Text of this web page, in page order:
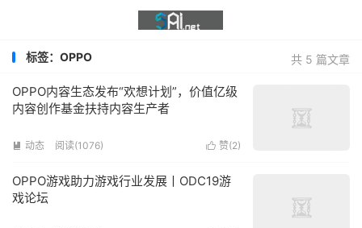
共 5 篇文章
标签：OPPO
OPPO内容生态发布“欢想计划”，价值亿级
内容创作基金扶持内容生产者
 赞(2)
 动态 阅读(1076)
OPPO游戏助力游戏行业发展丨ODC19游
戏论坛